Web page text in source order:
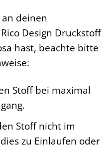
deinen
Design Druckstoff
hast, beachte bitte
Stoff bei maximal
Stoff nicht im
zu Einlaufen oder